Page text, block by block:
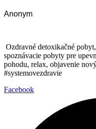
Anonym
Ozdravné detoxikačné
spoznávacie pobyty pre
pohodu, relax, objavenie
#systemovezdravie
Facebook